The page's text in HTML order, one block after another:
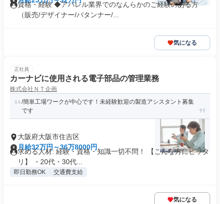
資格・経験 ◆アパレル業界でのなんらかのご経験のある方
（販売/デザイナー/パタンナー/...
気になる
正社員
カーナビに使用される電子部品の管理業務
株式会社ＮＴ企画
/簡単工場ワークが中心です！未経験歓迎の製造アシスタント募集
です
大阪府大阪市住吉区
月給32万円～36万8000円
求める人材: 経験・資格・知識一切不問！ 【こんな方にピッタ
リ】 ・20代・30代...
即日勤務OK 交通費支給
気になる